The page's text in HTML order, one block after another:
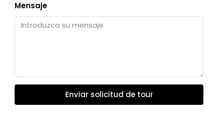
Mensaje
Enviar solicitud de tour